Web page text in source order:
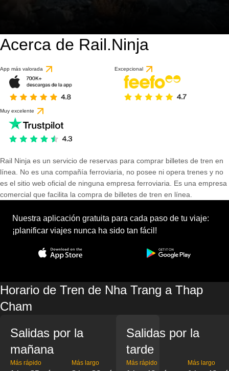
Acerca de Rail.Ninja
App más valorada Excepcional
Muy excelente
Rail Ninja es un servicio de reservas para comprar billetes de tren en
línea. No es una compañía ferroviaria, no posee ni opera trenes y no
es el sitio web oficial de ninguna empresa ferroviaria. Es una empresa
comercial que facilita la compra de billetes de tren en línea.
Nuestra aplicación gratuita para cada paso de tu viaje:
¡planificar viajes nunca ha sido tan fácil!
Horario de Tren de Nha Trang a Thap
Cham
Salidas por la
mañana
Más rápido Más largo
Salidas por la
tarde
Más rápido Más largo